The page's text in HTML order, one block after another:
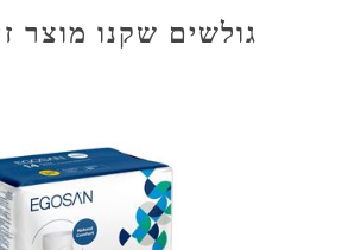
גולשים שקנו מוצר